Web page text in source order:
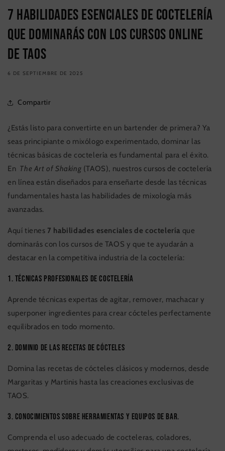
7 habilidades esenciales de coctelería
que dominarás con los cursos online
de TAOS
6 DE SEPTIEMBRE DE 2025
Compartir
¿Estás listo para convertirte en un bartender de primera? Ya
seas principiante o mixólogo experimentado, dominar las
técnicas básicas de coctelería es fundamental para el éxito.
En The Art of Shaking (TAOS), nuestros cursos de coctelería
en línea están diseñados para enseñarte desde las técnicas
fundamentales hasta las habilidades de mixología más
avanzadas.
Aquí tienes 7 habilidades esenciales de coctelería que
dominarás con los cursos de TAOS y que te ayudarán a
destacar en la competitiva industria de la coctelería:
1. Técnicas profesionales de coctelería
Aprende técnicas expertas de agitar, remover, machacar y
superponer ingredientes para crear cócteles perfectamente
equilibrados en todo momento.
2. Dominio de las recetas de cócteles
Domina las recetas de cócteles clásicos y modernos, desde
Margaritas y Martinis hasta las creaciones exclusivas de
TAOS.
3. Conocimientos sobre herramientas y equipos de bar.
Comprenda el uso adecuado de cocteleras, coladores,